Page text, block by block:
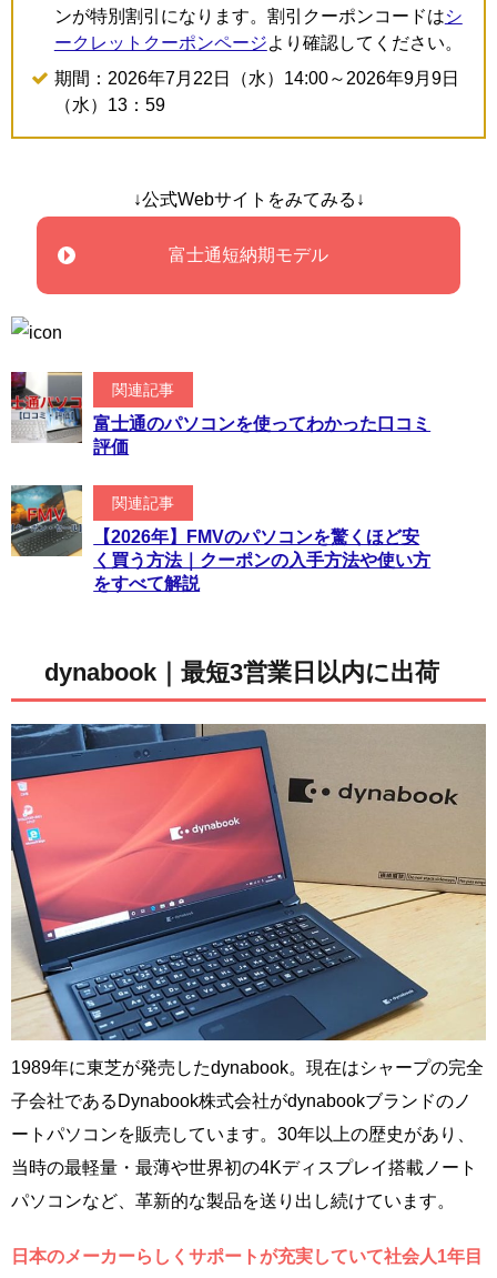
ンが特別割引になります。割引クーポンコードはシ
ークレットクーポンページより確認してください。
期間：2026年7月22日（水）14:00～2026年9月9日
（水）13：59
↓公式Webサイトをみてみる↓
富士通短納期モデル
関連記事
富士通のパソコンを使ってわかった口コミ
評価
関連記事
【2026年】FMVのパソコンを驚くほど安
く買う方法｜クーポンの入手方法や使い方
をすべて解説
dynabook｜最短3営業日以内に出荷
1989年に東芝が発売したdynabook。現在はシャープの完全
子会社であるDynabook株式会社がdynabookブランドのノ
ートパソコンを販売しています。30年以上の歴史があり、
当時の最軽量・最薄や世界初の4Kディスプレイ搭載ノート
パソコンなど、革新的な製品を送り出し続けています。
日本のメーカーらしくサポートが充実していて社会人1年目